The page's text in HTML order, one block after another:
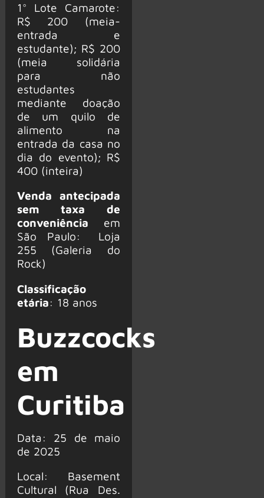
1° Lote Camarote:
R$ 200 (meia-
entrada e
estudante); R$ 200
(meia solidária
para não
estudantes
mediante doação
de um quilo de
alimento na
entrada da casa no
dia do evento); R$
400 (inteira)
Venda antecipada
sem taxa de
conveniência em
São Paulo: Loja
255 (Galeria do
Rock)
Classificação
etária: 18 anos
Buzzcocks
em
Curitiba
Data: 25 de maio
de 2025
Local: Basement
Cultural (Rua Des.